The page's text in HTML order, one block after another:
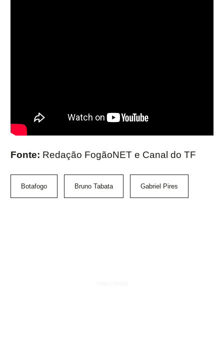
Fonte: Redação FogãoNET e Canal do TF
Botafogo Bruno Tabata Gabriel Pires